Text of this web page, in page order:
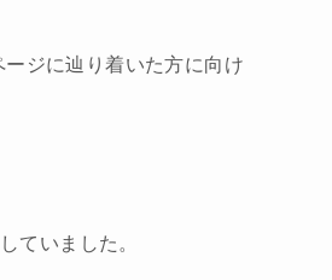
ジに辿り着いた方に向け
ていました。